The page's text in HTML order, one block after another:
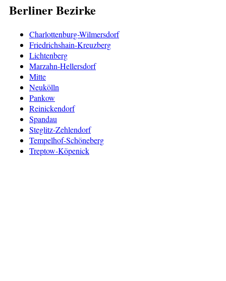
Berliner Bezirke
Charlottenburg-Wilmersdorf
Friedrichshain-Kreuzberg
Lichtenberg
Marzahn-Hellersdorf
Mitte
Neukölln
Pankow
Reinickendorf
Spandau
Steglitz-Zehlendorf
Tempelhof-Schöneberg
Treptow-Köpenick